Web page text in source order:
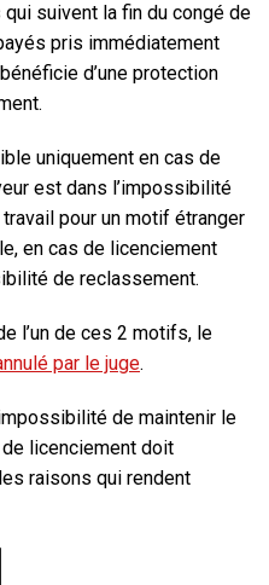
suivent la fin du congé de
pris immédiatement
d’une protection
uniquement en cas de
est dans l’impossibilité
pour un motif étranger
en cas de licenciement
de reclassement.
l’un de ces 2 motifs, le
par le juge.
de maintenir le
licenciement doit
raisons qui rendent